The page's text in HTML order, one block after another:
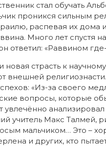
стал обучать
проникся сильным
распевая их дома
Много лет спустя
ответил: «Раввином
страсть к научному
внешней
«Из-за своего
вопросы, которые
увлечённо
учитель Макс Талмей,
мальчиком… Это –
и других, кто